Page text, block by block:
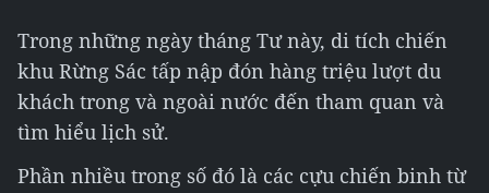
Trong những ngày tháng Tư này, di tích chiến
khu Rừng Sác tấp nập đón hàng triệu lượt du
khách trong và ngoài nước đến tham quan và
tìm hiểu lịch sử.
Phần nhiều trong số đó là các cựu chiến binh từ